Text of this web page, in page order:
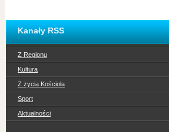
Kanały RSS
Z Regionu
Kultura
Z życia Kościoła
Sport
Aktualności